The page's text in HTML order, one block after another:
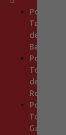
Porta
Toalha
de
Banho
Porta
Toalha
de
Rosto
Porta
Toalha
Gancho